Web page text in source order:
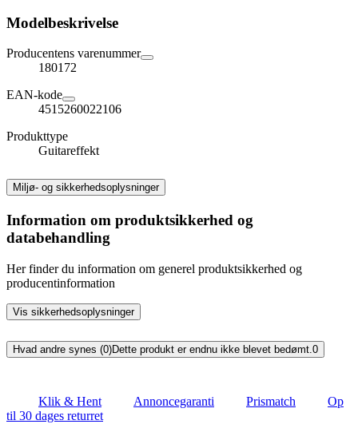
Modelbeskrivelse
Producentens varenummer
180172
EAN-kode
4515260022106
Produkttype
Guitareffekt
Miljø- og sikkerhedsoplysninger
Information om produktsikkerhed og
databehandling
Her finder du information om generel produktsikkerhed og
producentinformation
Vis sikkerhedsoplysninger
Hvad andre synes (0)Dette produkt er endnu ikke blevet bedømt. 0
Klik & Hent Annoncegaranti Prismatch
Op
til 30 dages returret